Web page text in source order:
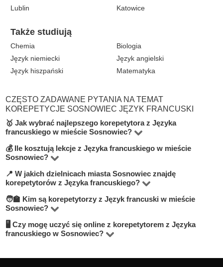
Lublin
Katowice
Także studiują
Chemia
Biologia
Język niemiecki
Język angielski
Język hiszpański
Matematyka
CZĘSTO ZADAWANE PYTANIA NA TEMAT
KOREPETYCJE SOSNOWIEC JĘZYK FRANCUSKI
🥇 Jak wybrać najlepszego korepetytora z Języka
francuskiego w mieście Sosnowiec?
Na platformie BUKI znajdziesz korepetytorów
oferujących zajęcia z Język francuski w miejscowości
Sosnowiec. Przy wyborze zwróć uwagę na cenę, opinie,
szukać korepetytorów z opcją darmowej lekcji próbnej,
💰 Ile kosztują lekcje z Języka francuskiego w mieście
Sosnowiec?
Ceny zależą od poziomu, doświadczenia korepetytora i
trybu zajęć (online lub stacjonarnie). Średnia cena w
mieście Sosnowiec wynosi od do 100 zł/h.
📍 W jakich dzielnicach miasta Sosnowiec znajdę
korepetytorów z Języka francuskiego?
Na BUKI możesz znaleźć nauczycieli w niemal
wszystkich dzielnicach miasta Sosnowiec. Możesz też
wybrać lekcje online, jeśli zależy Ci na elastyczności.
🧑‍🏫 Kim są korepetytorzy z Język francuski w mieście
Sosnowiec?
Na BUKI znajdziesz wykwalifikowanych nauczycieli,
studentów oraz praktyków z doświadczeniem. Średnia
🖥 Czy mogę uczyć się online z korepetytorem z Języka
francuskiego w Sosnowiec?